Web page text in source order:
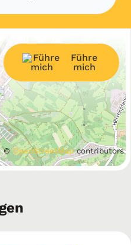
©OpenStreetMapcontributors
Führe
mich